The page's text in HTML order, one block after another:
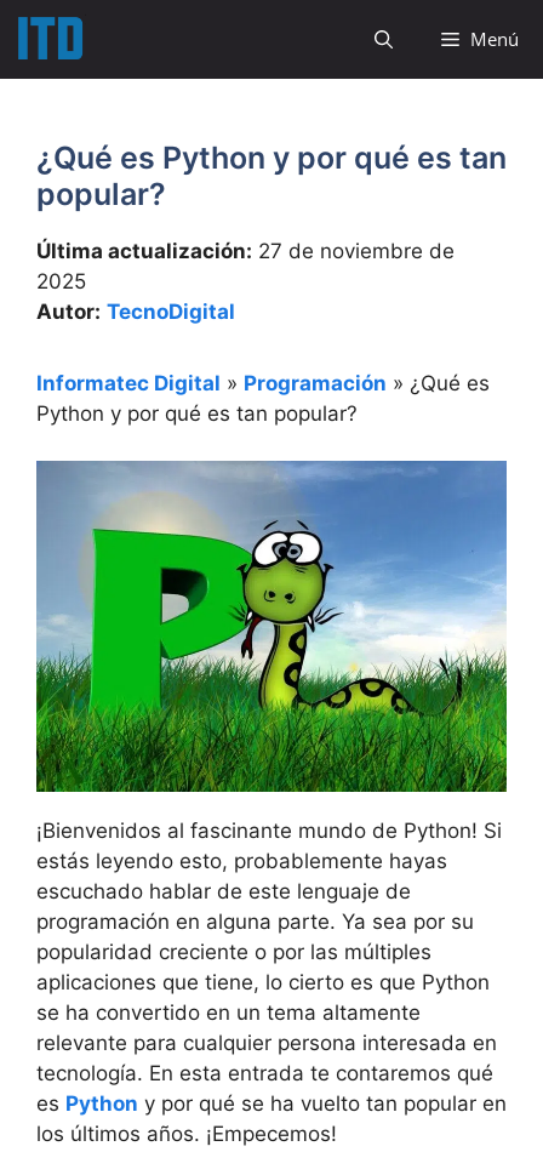
Saltar
contenido
Menú
¿Qué es Python y por qué es tan
popular?
Última actualización: 27 de noviembre de
2025
Autor: TecnoDigital
Informatec Digital » Programación » ¿Qué es
Python y por qué es tan popular?
¡Bienvenidos al fascinante mundo de Python! Si
estás leyendo esto, probablemente hayas
escuchado hablar de este lenguaje de
programación en alguna parte. Ya sea por su
popularidad creciente o por las múltiples
aplicaciones que tiene, lo cierto es que Python
se ha convertido en un tema altamente
relevante para cualquier persona interesada en
tecnología. En esta entrada te contaremos qué
es Python y por qué se ha vuelto tan popular en
los últimos años. ¡Empecemos!